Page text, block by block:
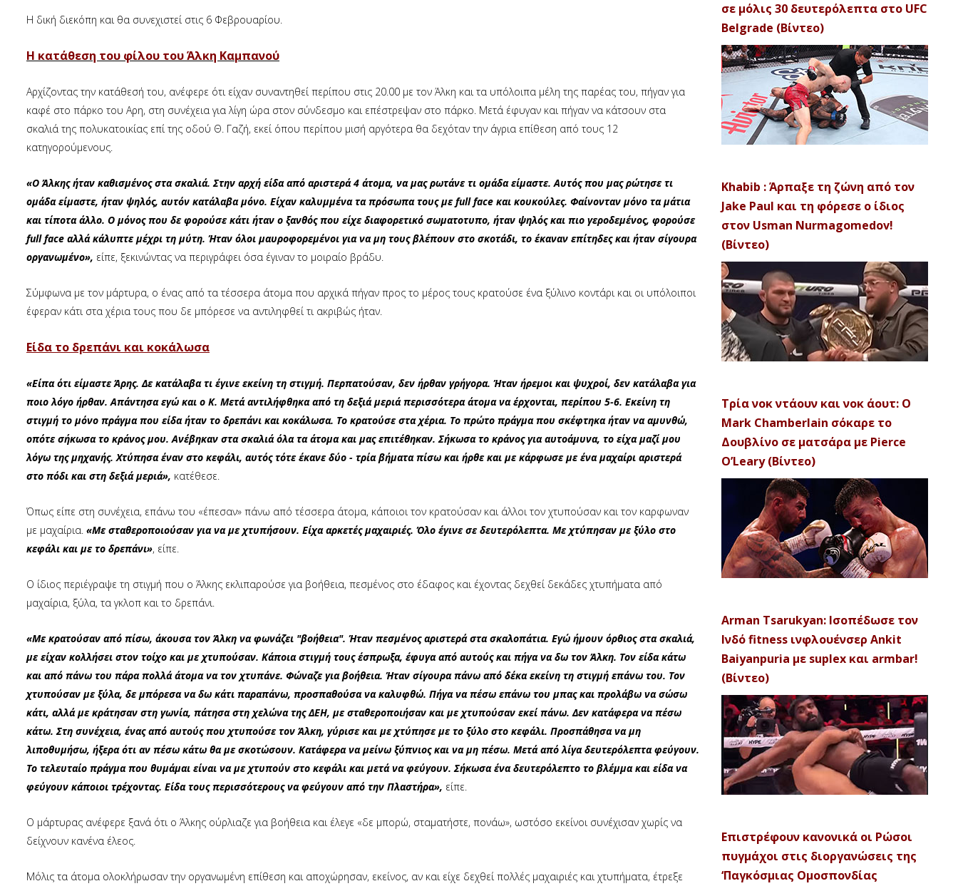
Η δική διεκόπη και θα συνεχιστεί στις 6 Φεβρουαρίου.
Η κατάθεση του φίλου του Άλκη Καμπανού
Αρχίζοντας την κατάθεσή του, ανέφερε ότι είχαν συναντηθεί περίπου στις 20.00 με τον Άλκη και τα υπόλοιπα μέλη της παρέας του, πήγαν για
καφέ στο πάρκο του Αρη, στη συνέχεια για λίγη ώρα στον σύνδεσμο και επέστρεψαν στο πάρκο. Μετά έφυγαν και πήγαν να κάτσουν στα
σκαλιά της πολυκατοικίας επί της οδού Θ. Γαζή, εκεί όπου περίπου μισή αργότερα θα δεχόταν την άγρια επίθεση από τους 12
κατηγορούμενους.
«Ο Άλκης ήταν καθισμένος στα σκαλιά. Στην αρχή είδα από αριστερά 4 άτομα, να μας ρωτάνε τι ομάδα είμαστε. Αυτός που μας ρώτησε τι
ομάδα είμαστε, ήταν ψηλός, αυτόν κατάλαβα μόνο. Είχαν καλυμμένα τα πρόσωπα τους με full face και κουκούλες. Φαίνονταν μόνο τα μάτια
και τίποτα άλλο. Ο μόνος που δε φορούσε κάτι ήταν ο ξανθός που είχε διαφορετικό σωματοτυπο, ήταν ψηλός και πιο γεροδεμένος, φορούσε
full face αλλά κάλυπτε μέχρι τη μύτη. Ήταν όλοι μαυροφορεμένοι για να μη τους βλέπουν στο σκοτάδι, το έκαναν επίτηδες και ήταν σίγουρα
οργανωμένο», είπε, ξεκινώντας να περιγράφει όσα έγιναν το μοιραίο βράδυ.
Σύμφωνα με τον μάρτυρα, ο ένας από τα τέσσερα άτομα που αρχικά πήγαν προς το μέρος τους κρατούσε ένα ξύλινο κοντάρι και οι υπόλοιποι
έφεραν κάτι στα χέρια τους που δε μπόρεσε να αντιληφθεί τι ακριβώς ήταν.
Είδα το δρεπάνι και κοκάλωσα
«Είπα ότι είμαστε Άρης. Δε κατάλαβα τι έγινε εκείνη τη στιγμή. Περπατούσαν, δεν ήρθαν γρήγορα. Ήταν ήρεμοι και ψυχροί, δεν κατάλαβα για
ποιο λόγο ήρθαν. Απάντησα εγώ και ο Κ. Μετά αντιλήφθηκα από τη δεξιά μεριά περισσότερα άτομα να έρχονται, περίπου 5-6. Εκείνη τη
στιγμή το μόνο πράγμα που είδα ήταν το δρεπάνι και κοκάλωσα. Το κρατούσε στα χέρια. Το πρώτο πράγμα που σκέφτηκα ήταν να αμυνθώ,
οπότε σήκωσα το κράνος μου. Ανέβηκαν στα σκαλιά όλα τα άτομα και μας επιτέθηκαν. Σήκωσα το κράνος για αυτοάμυνα, το είχα μαζί μου
λόγω της μηχανής. Χτύπησα έναν στο κεφάλι, αυτός τότε έκανε δύο - τρία βήματα πίσω και ήρθε και με κάρφωσε με ένα μαχαίρι αριστερά
στο πόδι και στη δεξιά μεριά», κατέθεσε.
Όπως είπε στη συνέχεια, επάνω του «έπεσαν» πάνω από τέσσερα άτομα, κάποιοι τον κρατούσαν και άλλοι τον χτυπούσαν και τον καρφωναν
με μαχαίρια. «Με σταθεροποιούσαν για να με χτυπήσουν. Είχα αρκετές μαχαιριές. Όλο έγινε σε δευτερόλεπτα. Με χτύπησαν με ξύλο στο
κεφάλι και με το δρεπάνι», είπε.
Ο ίδιος περιέγραψε τη στιγμή που ο Άλκης εκλιπαρούσε για βοήθεια, πεσμένος στο έδαφος και έχοντας δεχθεί δεκάδες χτυπήματα από
μαχαίρια, ξύλα, τα γκλοπ και το δρεπάνι.
«Με κρατούσαν από πίσω, άκουσα τον Άλκη να φωνάζει "βοήθεια". Ήταν πεσμένος αριστερά στα σκαλοπάτια. Εγώ ήμουν όρθιος στα σκαλιά,
με είχαν κολλήσει στον τοίχο και με χτυπούσαν. Κάποια στιγμή τους έσπρωξα, έφυγα από αυτούς και πήγα να δω τον Άλκη. Τον είδα κάτω
και από πάνω του πάρα πολλά άτομα να τον χτυπάνε. Φώναζε για βοήθεια. Ήταν σίγουρα πάνω από δέκα εκείνη τη στιγμή επάνω του. Τον
χτυπούσαν με ξύλα, δε μπόρεσα να δω κάτι παραπάνω, προσπαθούσα να καλυφθώ. Πήγα να πέσω επάνω του μπας και προλάβω να σώσω
κάτι, αλλά με κράτησαν στη γωνία, πάτησα στη χελώνα της ΔΕΗ, με σταθεροποιήσαν και με χτυπούσαν εκεί πάνω. Δεν κατάφερα να πέσω
κάτω. Στη συνέχεια, ένας από αυτούς που χτυπούσε τον Άλκη, γύρισε και με χτύπησε με το ξύλο στο κεφάλι. Προσπάθησα να μη
λιποθυμήσω, ήξερα ότι αν πέσω κάτω θα με σκοτώσουν. Κατάφερα να μείνω ξύπνιος και να μη πέσω. Μετά από λίγα δευτερόλεπτα φεύγουν.
Το τελευταίο πράγμα που θυμάμαι είναι να με χτυπούν στο κεφάλι και μετά να φεύγουν. Σήκωσα ένα δευτερόλεπτο το βλέμμα και είδα να
φεύγουν κάποιοι τρέχοντας. Είδα τους περισσότερους να φεύγουν από την Πλαστήρα», είπε.
Ο μάρτυρας ανέφερε ξανά ότι ο Άλκης ούρλιαζε για βοήθεια και έλεγε «δε μπορώ, σταματήστε, πονάω», ωστόσο εκείνοι συνέχισαν χωρίς να
δείχνουν κανένα έλεος.
Μόλις τα άτομα ολοκλήρωσαν την οργανωμένη επίθεση και αποχώρησαν, εκείνος, αν και είχε δεχθεί πολλές μαχαιριές και χτυπήματα, έτρεξε
σε μόλις 30 δευτερόλεπτα στο UFC
Belgrade (Βίντεο)
Khabib : Άρπαξε τη ζώνη από τον
Jake Paul και τη φόρεσε ο ίδιος
στον Usman Nurmagomedov!
(Βίντεο)
Τρία νοκ ντάουν και νοκ άουτ: Ο
Mark Chamberlain σόκαρε το
Δουβλίνο σε ματσάρα με Pierce
O’Leary (Βίντεο)
Arman Tsarukyan: Ισοπέδωσε τον
Ινδό fitness ινφλουένσερ Ankit
Baiyanpuria με suplex και armbar!
(Βίντεο)
Επιστρέφουν κανονικά οι Ρώσοι
πυγμάχοι στις διοργανώσεις της
‘Παγκόσμιας Ομοσπονδίας